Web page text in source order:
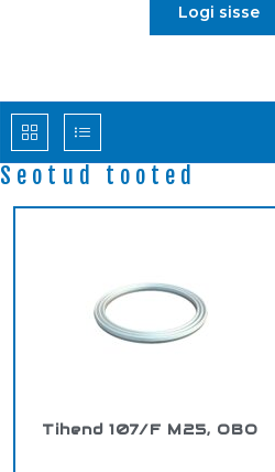
Logi sisse
Seotud tooted
Tihend 107/F M25, OBO